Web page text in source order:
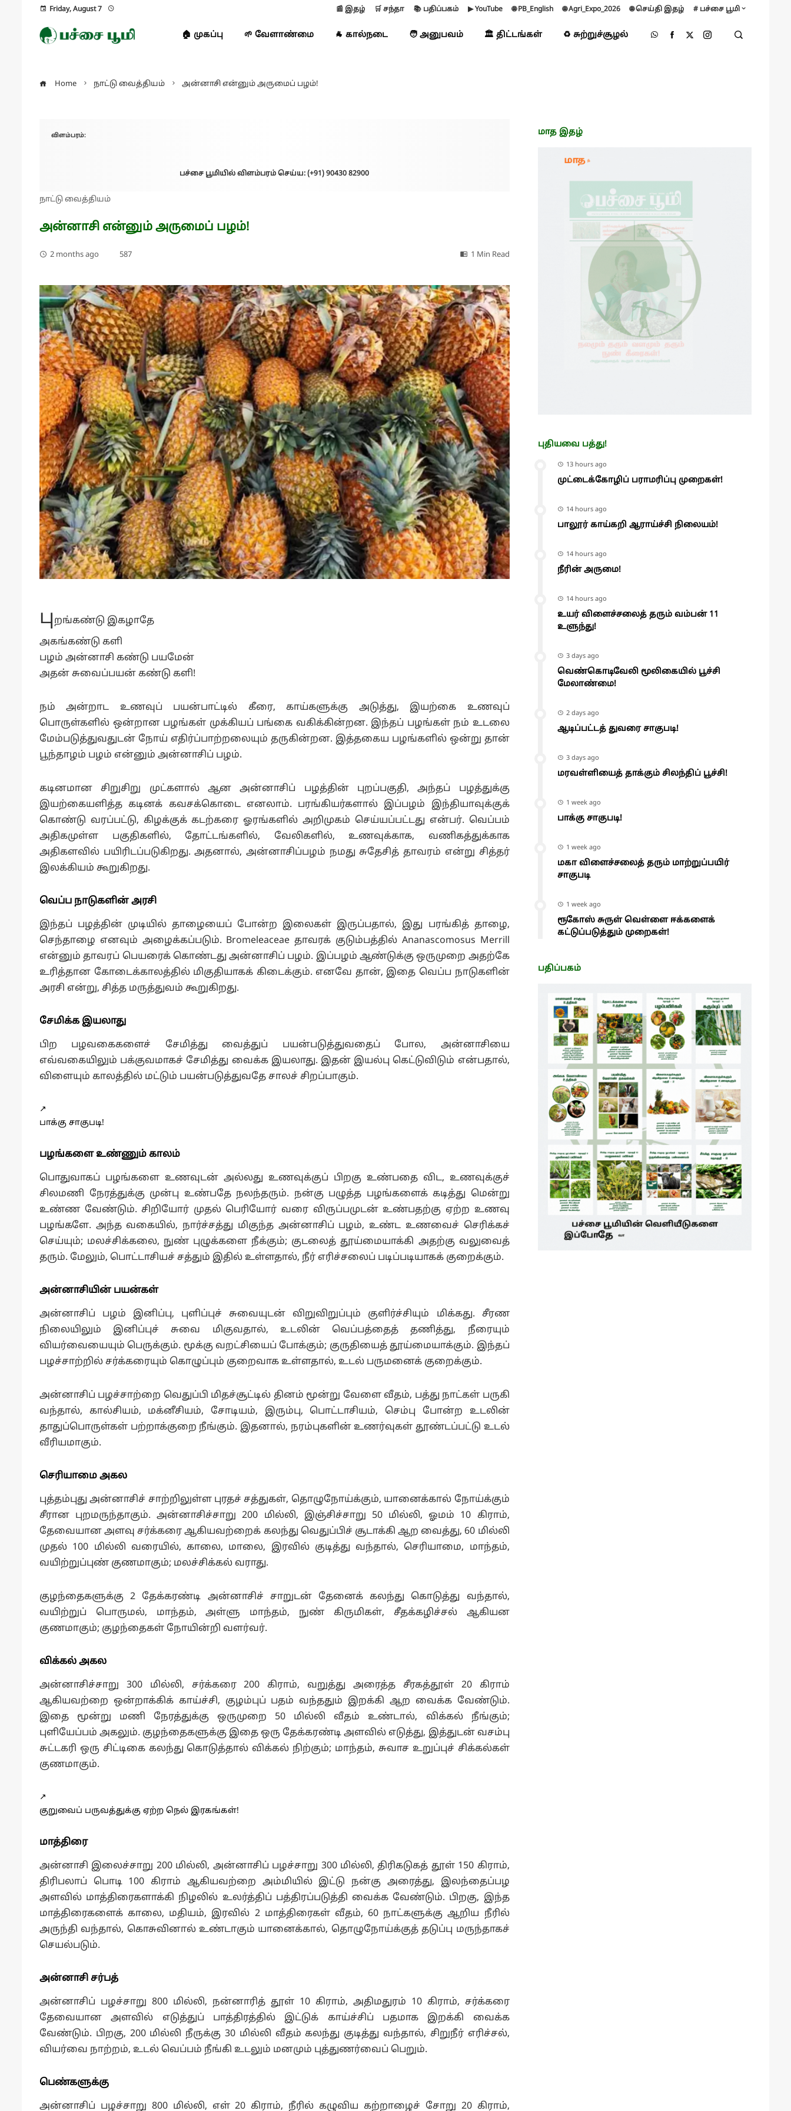
Friday, August 7 📰 இதழ் 🛒 சந்தா 📚 பதிப்பகம் ▶ YouTube 🌐 PB_English 🌐 Agri_Expo_2026 🌐 செய்தி இதழ் # பச்சை பூமி
🏠 முகப்பு 🌱 வேளாண்மை 🐐 கால்நடை 🧑 அனுபவம் 🏛️ திட்டங்கள் ♻️ சுற்றுச்சூழல்
Home நாட்டு வைத்தியம் அன்னாசி என்னும் அருமைப் பழம்!
விளம்பரம்:
பச்சை பூமியில் விளம்பரம் செய்ய: (+91) 90430 82900
நாட்டு வைத்தியம்
அன்னாசி என்னும் அருமைப் பழம்!
2 months ago 587 1 Min Read
பு றங்கண்டு இகழாதே
அகங்கண்டு களி
பழம் அன்னாசி கண்டு பயமேன்
அதன் சுவைப்பயன் கண்டு களி!
நம் அன்றாட உணவுப் பயன்பாட்டில் கீரை, காய்களுக்கு அடுத்து, இயற்கை உணவுப்
பொருள்களில் ஒன்றான பழங்கள் முக்கியப் பங்கை வகிக்கின்றன. இந்தப் பழங்கள் நம் உடலை
மேம்படுத்துவதுடன் நோய் எதிர்ப்பாற்றலையும் தருகின்றன. இத்தகைய பழங்களில் ஒன்று தான்
பூந்தாழம் பழம் என்னும் அன்னாசிப் பழம்.
கடினமான சிறுசிறு முட்களால் ஆன அன்னாசிப் பழத்தின் புறப்பகுதி, அந்தப் பழத்துக்கு
இயற்கையளித்த கடினக் கவசக்கொடை எனலாம். பரங்கியர்களால் இப்பழம் இந்தியாவுக்குக்
கொண்டு வரப்பட்டு, கிழக்குக் கடற்கரை ஓரங்களில் அறிமுகம் செய்யப்பட்டது என்பர். வெப்பம்
அதிகமுள்ள பகுதிகளில், தோட்டங்களில், வேலிகளில், உணவுக்காக, வணிகத்துக்காக
அதிகளவில் பயிரிடப்படுகிறது. அதனால், அன்னாசிப்பழம் நமது சுதேசித் தாவரம் என்று சித்தர்
இலக்கியம் கூறுகிறது.
வெப்ப நாடுகளின் அரசி
இந்தப் பழத்தின் முடியில் தாழையைப் போன்ற இலைகள் இருப்பதால், இது பரங்கித் தாழை,
செந்தாழை எனவும் அழைக்கப்படும். Bromeleaceae தாவரக் குடும்பத்தில் Ananascomosus Merrill
என்னும் தாவரப் பெயரைக் கொண்டது அன்னாசிப் பழம். இப்பழம் ஆண்டுக்கு ஒருமுறை அதற்கே
உரித்தான கோடைக்காலத்தில் மிகுதியாகக் கிடைக்கும். எனவே தான், இதை வெப்ப நாடுகளின்
அரசி என்று, சித்த மருத்துவம் கூறுகிறது.
சேமிக்க இயலாது
பிற பழவகைகளைச் சேமித்து வைத்துப் பயன்படுத்துவதைப் போல, அன்னாசியை
எவ்வகையிலும் பக்குவமாகச் சேமித்து வைக்க இயலாது. இதன் இயல்பு கெட்டுவிடும் என்பதால்,
விளையும் காலத்தில் மட்டும் பயன்படுத்துவதே சாலச் சிறப்பாகும்.
↗️
பாக்கு சாகுபடி!
பழங்களை உண்ணும் காலம்
பொதுவாகப் பழங்களை உணவுடன் அல்லது உணவுக்குப் பிறகு உண்பதை விட, உணவுக்குச்
சிலமணி நேரத்துக்கு முன்பு உண்பதே நலந்தரும். நன்கு பழுத்த பழங்களைக் கடித்து மென்று
உண்ண வேண்டும். சிறியோர் முதல் பெரியோர் வரை விருப்பமுடன் உண்பதற்கு ஏற்ற உணவு
பழங்களே. அந்த வகையில், நார்ச்சத்து மிகுந்த அன்னாசிப் பழம், உண்ட உணவைச் செரிக்கச்
செய்யும்; மலச்சிக்கலை, நுண் புழுக்களை நீக்கும்; குடலைத் தூய்மையாக்கி அதற்கு வலுவைத்
தரும். மேலும், பொட்டாசியச் சத்தும் இதில் உள்ளதால், நீர் எரிச்சலைப் படிப்படியாகக் குறைக்கும்.
அன்னாசியின் பயன்கள்
அன்னாசிப் பழம் இனிப்பு, புளிப்புச் சுவையுடன் விறுவிறுப்பும் குளிர்ச்சியும் மிக்கது. சீரண
நிலையிலும் இனிப்புச் சுவை மிகுவதால், உடலின் வெப்பத்தைத் தணித்து, நீரையும்
வியர்வையையும் பெருக்கும். மூக்கு வறட்சியைப் போக்கும்; குருதியைத் தூய்மையாக்கும். இந்தப்
பழச்சாற்றில் சர்க்கரையும் கொழுப்பும் குறைவாக உள்ளதால், உடல் பருமனைக் குறைக்கும்.
அன்னாசிப் பழச்சாற்றை வெதுப்பி மிதச்சூட்டில் தினம் மூன்று வேளை வீதம், பத்து நாட்கள் பருகி
வந்தால், கால்சியம், மக்னீசியம், சோடியம், இரும்பு, பொட்டாசியம், செம்பு போன்ற உடலின்
தாதுப்பொருள்கள் பற்றாக்குறை நீங்கும். இதனால், நரம்புகளின் உணர்வுகள் தூண்டப்பட்டு உடல்
வீரியமாகும்.
செரியாமை அகல
புத்தம்புது அன்னாசிச் சாற்றிலுள்ள புரதச் சத்துகள், தொழுநோய்க்கும், யானைக்கால் நோய்க்கும்
சீரான புறமருந்தாகும். அன்னாசிச்சாறு 200 மில்லி, இஞ்சிச்சாறு 50 மில்லி, ஓமம் 10 கிராம்,
தேவையான அளவு சர்க்கரை ஆகியவற்றைக் கலந்து வெதுப்பிச் சூடாக்கி ஆற வைத்து, 60 மில்லி
முதல் 100 மில்லி வரையில், காலை, மாலை, இரவில் குடித்து வந்தால், செரியாமை, மாந்தம்,
வயிற்றுப்புண் குணமாகும்; மலச்சிக்கல் வராது.
குழந்தைகளுக்கு 2 தேக்கரண்டி அன்னாசிச் சாறுடன் தேனைக் கலந்து கொடுத்து வந்தால்,
வயிற்றுப் பொருமல், மாந்தம், அள்ளு மாந்தம், நுண் கிருமிகள், சீதக்கழிச்சல் ஆகியன
குணமாகும்; குழந்தைகள் நோயின்றி வளர்வர்.
விக்கல் அகல
அன்னாசிச்சாறு 300 மில்லி, சர்க்கரை 200 கிராம், வறுத்து அரைத்த சீரகத்தூள் 20 கிராம்
ஆகியவற்றை ஒன்றாக்கிக் காய்ச்சி, குழம்புப் பதம் வந்ததும் இறக்கி ஆற வைக்க வேண்டும்.
இதை மூன்று மணி நேரத்துக்கு ஒருமுறை 50 மில்லி வீதம் உண்டால், விக்கல் நீங்கும்;
புளியேப்பம் அகலும். குழந்தைகளுக்கு இதை ஒரு தேக்கரண்டி அளவில் எடுத்து, இத்துடன் வசம்பு
சுட்டகரி ஒரு சிட்டிகை கலந்து கொடுத்தால் விக்கல் நிற்கும்; மாந்தம், சுவாச உறுப்புச் சிக்கல்கள்
குணமாகும்.
↗️
குறுவைப் பருவத்துக்கு ஏற்ற நெல் இரகங்கள்!
மாத்திரை
அன்னாசி இலைச்சாறு 200 மில்லி, அன்னாசிப் பழச்சாறு 300 மில்லி, திரிகடுகத் தூள் 150 கிராம்,
திரிபலாப் பொடி 100 கிராம் ஆகியவற்றை அம்மியில் இட்டு நன்கு அரைத்து, இலந்தைப்பழ
அளவில் மாத்திரைகளாக்கி நிழலில் உலர்த்திப் பத்திரப்படுத்தி வைக்க வேண்டும். பிறகு, இந்த
மாத்திரைகளைக் காலை, மதியம், இரவில் 2 மாத்திரைகள் வீதம், 60 நாட்களுக்கு ஆறிய நீரில்
அருந்தி வந்தால், கொசுவினால் உண்டாகும் யானைக்கால், தொழுநோய்க்குத் தடுப்பு மருந்தாகச்
செயல்படும்.
அன்னாசி சர்பத்
அன்னாசிப் பழச்சாறு 800 மில்லி, நன்னாரித் தூள் 10 கிராம், அதிமதுரம் 10 கிராம், சர்க்கரை
தேவையான அளவில் எடுத்துப் பாத்திரத்தில் இட்டுக் காய்ச்சிப் பதமாக இறக்கி வைக்க
வேண்டும். பிறகு, 200 மில்லி நீருக்கு 30 மில்லி வீதம் கலந்து குடித்து வந்தால், சிறுநீர் எரிச்சல்,
வியர்வை நாற்றம், உடல் வெப்பம் நீங்கி உடலும் மனமும் புத்துணர்வைப் பெறும்.
பெண்களுக்கு
அன்னாசிப் பழச்சாறு 800 மில்லி, எள் 20 கிராம், நீரில் கழுவிய கற்றாழைச் சோறு 20 கிராம்,
மாத இதழ்
புதியவை பத்து!
13 hours ago
முட்டைக்கோழிப் பராமரிப்பு முறைகள்!
14 hours ago
பாலூர் காய்கறி ஆராய்ச்சி நிலையம்!
14 hours ago
நீரின் அருமை!
14 hours ago
உயர் விளைச்சலைத் தரும் வம்பன் 11
உளுந்து!
3 days ago
வெண்கொடிவேலி மூலிகையில் பூச்சி
மேலாண்மை!
2 days ago
ஆடிப்பட்டத் துவரை சாகுபடி!
3 days ago
மரவள்ளியைத் தாக்கும் சிலந்திப் பூச்சி!
1 week ago
பாக்கு சாகுபடி!
1 week ago
மகா விளைச்சலைத் தரும் மாற்றுப்பயிர்
சாகுபடி
1 week ago
ரூகோஸ் சுருள் வெள்ளை ஈக்களைக்
கட்டுப்படுத்தும் முறைகள்!
பதிப்பகம்